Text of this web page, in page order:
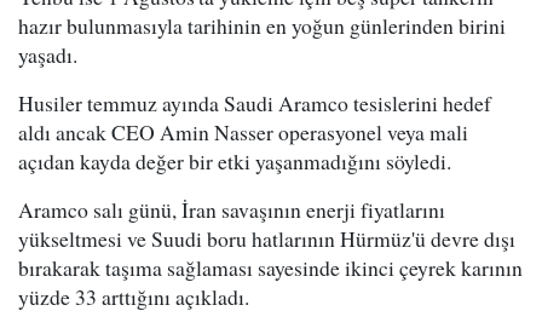
hazır bulunmasıyla tarihinin en yoğun günlerinden birini
yaşadı.
Husiler temmuz ayında Saudi Aramco tesislerini hedef
aldı ancak CEO Amin Nasser operasyonel veya mali
açıdan kayda değer bir etki yaşanmadığını söyledi.
Aramco salı günü, İran savaşının enerji fiyatlarını
yükseltmesi ve Suudi boru hatlarının Hürmüz'ü devre dışı
bırakarak taşıma sağlaması sayesinde ikinci çeyrek karının
yüzde 33 arttığını açıkladı.